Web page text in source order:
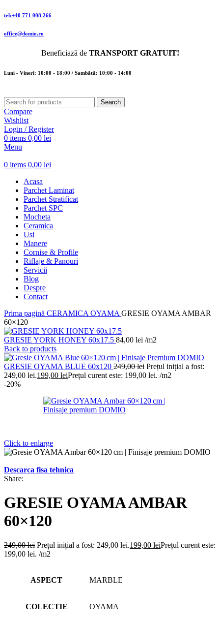
tel:+40 771 008 266
office@domio.ro
Beneficiază de TRANSPORT GRATUIT!
Luni - Vineri: 10:00 - 18:00 / Sambătă: 10:00 - 14:00
Search
Compare
Wishlist
Login / Register
0 items 0,00 lei
Menu
0 items 0,00 lei
Acasa
Parchet Laminat
Parchet Stratificat
Parchet SPC
Mocheta
Ceramica
Usi
Manere
Cornise & Profile
Riflaje & Panouri
Servicii
Blog
Despre
Contact
Prima pagină CERAMICA OYAMA GRESIE OYAMA AMBAR
60×120
GRESIE YORK HONEY 60x17.5 84,00 lei /m2
Back to products
GRESIE OYAMA BLUE 60x120 249,00lei Prețul inițial a fost:
249,00 lei.199,00 leiPrețul curent este: 199,00 lei. /m2
-20%
Click to enlarge
Descarca fisa tehnica
Share:
GRESIE OYAMA AMBAR
60×120
249,00lei Prețul inițial a fost: 249,00 lei.199,00 leiPrețul curent este:
199,00 lei. /m2
ASPECT MARBLE
COLECTIE OYAMA